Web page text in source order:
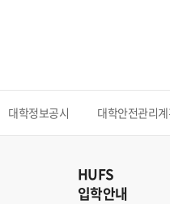
대학정보공시 대학안전관리
HUFS
입학안내